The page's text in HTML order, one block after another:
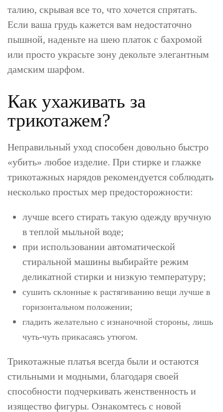
талию, скрывая все то, что хочется спрятать.
Если ваша грудь кажется вам недостаточно
пышной, наденьте на шею платок с бахромой
или просто украсьте зону декольте элегантным
дамским шарфом.
Как ухаживать за
трикотажем?
Неправильный уход способен довольно быстро
«убить» любое изделие. При стирке и глажке
трикотажных нарядов рекомендуется соблюдать
несколько простых мер предосторожности:
лучше всего стирать такую одежду вручную
в теплой мыльной воде;
при использовании автоматической
стиральной машины выбирайте режим
деликатной стирки и низкую температуру;
сушить склонные к растягиванию вещи лучше в
горизонтальном положении;
гладить желательно с изнаночной стороны, лишь
чуть-чуть прикасаясь утюгом.
Трикотажные платья всегда были и остаются
стильными и модными, благодаря своей
способности подчеркивать женственность и
изящество фигуры. Ознакомтесь с новой